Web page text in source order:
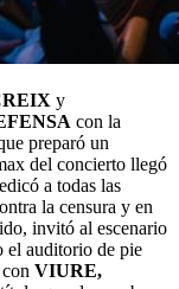
y
con la
preparó un
del concierto llegó
a todas las
la censura y en
invitó al escenario
el auditorio de pie
VIURE,